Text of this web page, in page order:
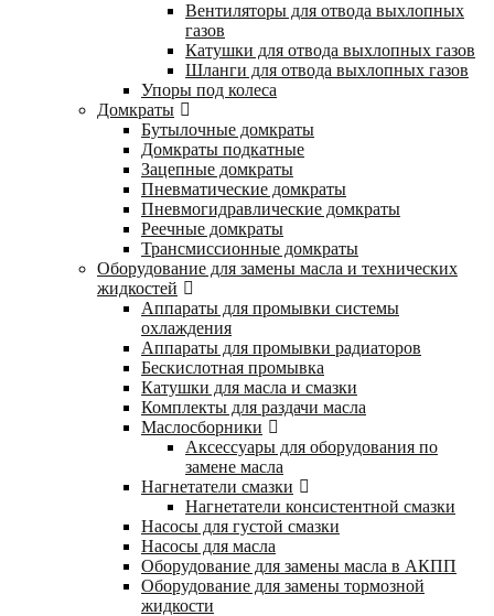
Вентиляторы для отвода выхлопных
газов
Катушки для отвода выхлопных газов
Шланги для отвода выхлопных газов
Упоры под колеса
Домкраты
Бутылочные домкраты
Домкраты подкатные
Зацепные домкраты
Пневматические домкраты
Пневмогидравлические домкраты
Реечные домкраты
Трансмиссионные домкраты
Оборудование для замены масла и технических
жидкостей
Аппараты для промывки системы
охлаждения
Аппараты для промывки радиаторов
Бескислотная промывка
Катушки для масла и смазки
Комплекты для раздачи масла
Маслосборники
Аксессуары для оборудования по
замене масла
Нагнетатели смазки
Нагнетатели консистентной смазки
Насосы для густой смазки
Насосы для масла
Оборудование для замены масла в АКПП
Оборудование для замены тормозной
жидкости